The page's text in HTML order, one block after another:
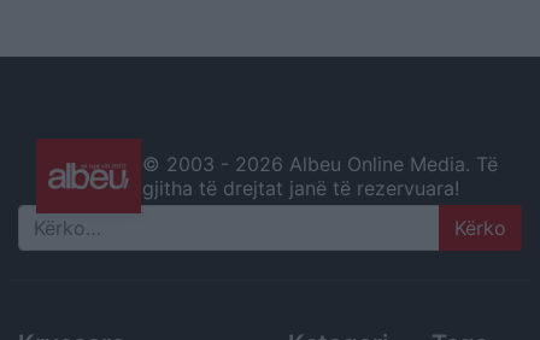
© 2003 - 2026 Albeu Online Media. Të
gjitha të drejtat janë të rezervuara!
Search